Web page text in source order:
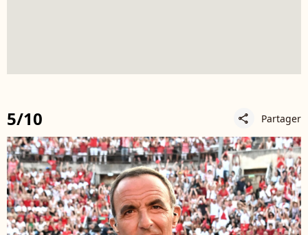
5/10 share Partager